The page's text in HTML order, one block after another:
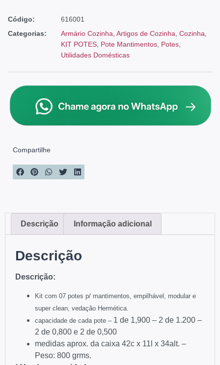
Código:
616001
Categorias:
Armário Cozinha, Artigos de Cozinha, Cozinha,
KIT POTES, Pote Mantimentos, Potes,
Utilidades Domésticas
Compartilhe
Descrição Informação adicional
Descrição
Descrição:
Kit com 07 potes p/ mantimentos, empilhável, modular e
super clean, vedação Hermética.
capacidade de cada pote – 1 de 1,900 – 2 de 1.200 –
2 de 0,800 e 2 de 0,500
medidas aprox. da caixa 42c x 11l x 34alt. –
Peso: 800 grms.